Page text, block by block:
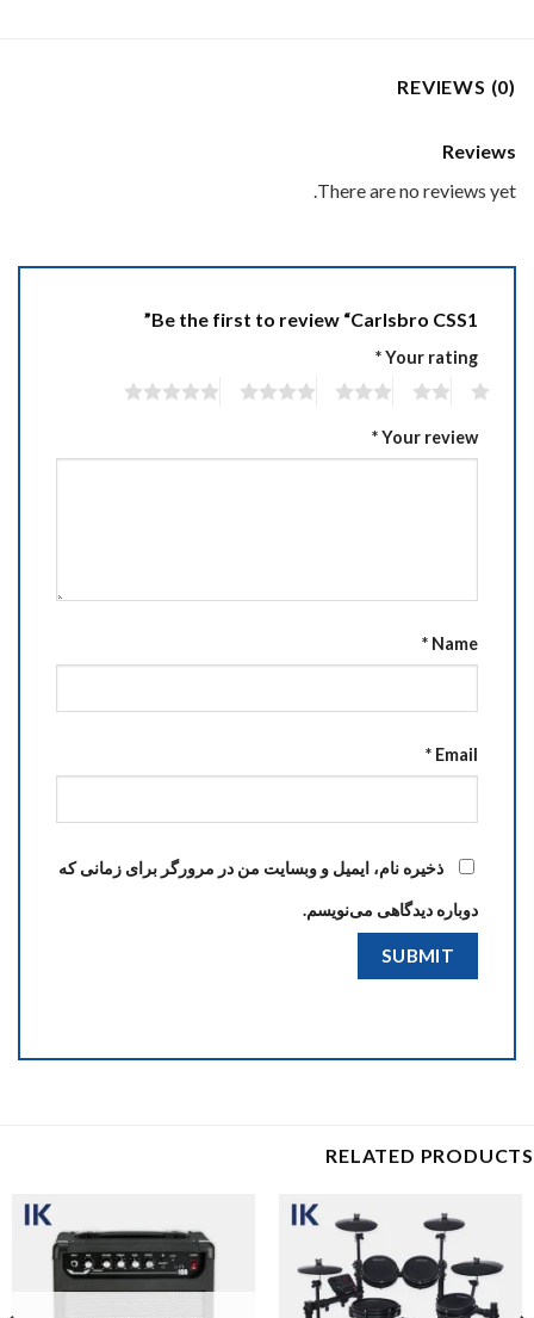
REVIEWS (0)
Reviews
There are no reviews yet.
Be the first to review “Carlsbro CSS1”
Your rating
*
Your review
*
Name
*
Email
*
ذخیره نام، ایمیل و وبسایت من در مرورگر برای زمانی که
دوباره دیدگاهی می‌نویسم.
RELATED PRODUCTS